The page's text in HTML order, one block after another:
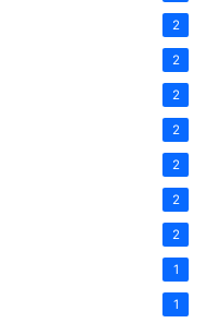
2
2
2
2
2
2
2
1
1